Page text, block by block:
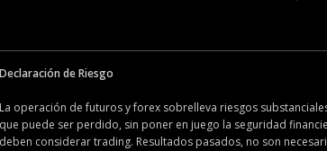
Declaración de Riesgo
La operación de futuros y forex sobrelleva riesgos
que puede ser perdido, sin poner en juego la seguridad
deben considerar trading. Resultados pasados, no son